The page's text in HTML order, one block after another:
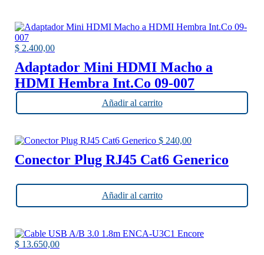
cantidad
$ 2.400,00
Adaptador Mini HDMI Macho a
HDMI Hembra Int.Co 09-007
Añadir al carrito
$ 240,00
Conector Plug RJ45 Cat6 Generico
Añadir al carrito
$ 13.650,00